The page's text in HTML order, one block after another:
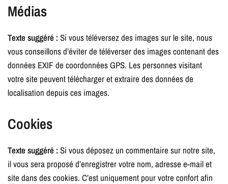
Médias
Texte suggéré :Si vous téléversez des images sur le site, nous
vous conseillons d’éviter de téléverser des images contenant des
données EXIF de coordonnées GPS. Les personnes visitant
votre site peuvent télécharger et extraire des données de
localisation depuis ces images.
Cookies
Texte suggéré :Si vous déposez un commentaire sur notre site,
il vous sera proposé d’enregistrer votre nom, adresse e-mail et
site dans des cookies. C’est uniquement pour votre confort afin